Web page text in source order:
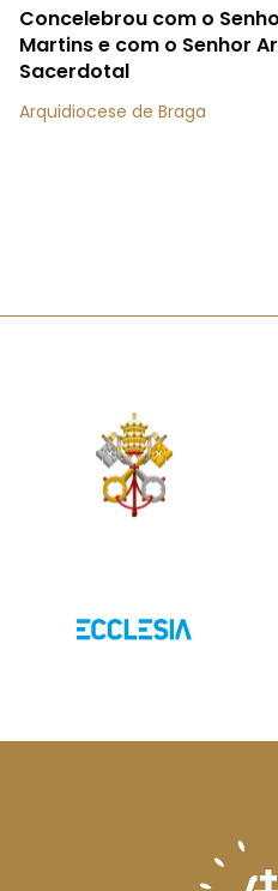
Concelebrou com o
Martins e com o Senhor
Sacerdotal
Arquidiocese de Braga